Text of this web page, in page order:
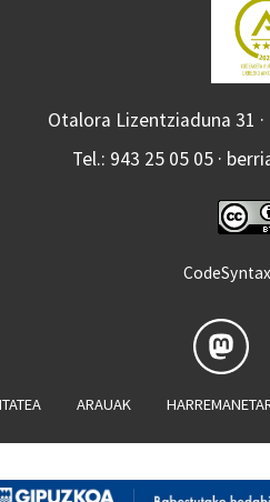
Otalora Lizentziaduna 31
Tel.: 943 25 05 05 ·
ARAUAK